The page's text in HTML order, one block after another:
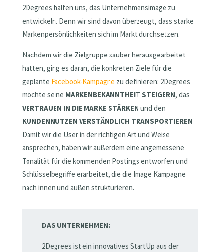
2Degrees halfen uns, das Unternehmensimage zu
entwickeln. Denn wir sind davon überzeugt, dass starke
Markenpersönlichkeiten sich im Markt durchsetzen.
Nachdem wir die Zielgruppe sauber herausgearbeitet
hatten, ging es daran, die konkreten Ziele für die
geplante Facebook-Kampagne zu definieren: 2Degrees
möchte seine MARKENBEKANNTHEIT STEIGERN, das
VERTRAUEN IN DIE MARKE STÄRKEN und den
KUNDENNUTZEN VERSTÄNDLICH TRANSPORTIEREN.
Damit wir die User in der richtigen Art und Weise
ansprechen, haben wir außerdem eine angemessene
Tonalität für die kommenden Postings entworfen und
Schlüsselbegriffe erarbeitet, die die Image Kampagne
nach innen und außen strukturieren.
DAS UNTERNEHMEN:
2Degrees ist ein innovatives StartUp aus der